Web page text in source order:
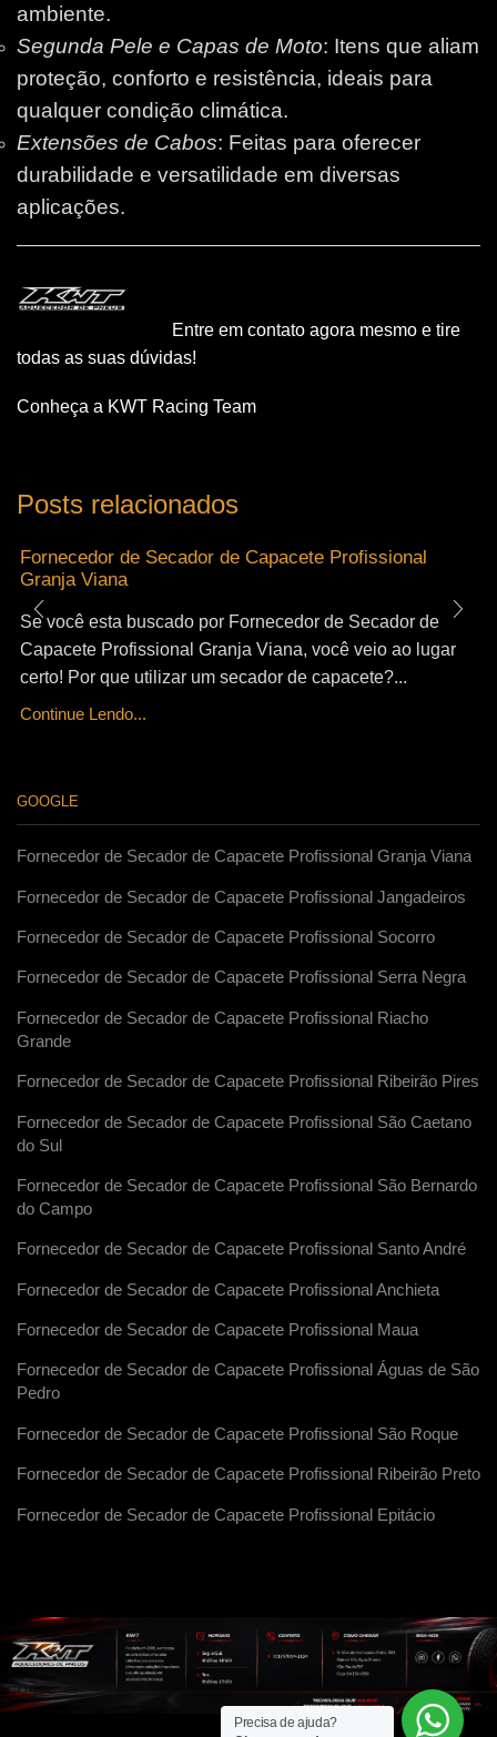
ambiente.
Segunda Pele e Capas de Moto: Itens que aliam
proteção, conforto e resistência, ideais para
qualquer condição climática.
Extensões de Cabos: Feitas para oferecer
durabilidade e versatilidade em diversas
aplicações.
Entre em contato agora mesmo e tire
todas as suas dúvidas!
Conheça a KWT Racing Team
Posts relacionados
Fornecedor de Secador de Capacete Profissional
Granja Viana
Se você esta buscado por Fornecedor de Secador de
Capacete Profissional Granja Viana, você veio ao lugar
certo! Por que utilizar um secador de capacete?...
Continue Lendo...
GOOGLE
Fornecedor de Secador de Capacete Profissional Granja Viana
Fornecedor de Secador de Capacete Profissional Jangadeiros
Fornecedor de Secador de Capacete Profissional Socorro
Fornecedor de Secador de Capacete Profissional Serra Negra
Fornecedor de Secador de Capacete Profissional Riacho
Grande
Fornecedor de Secador de Capacete Profissional Ribeirão Pires
Fornecedor de Secador de Capacete Profissional São Caetano
do Sul
Fornecedor de Secador de Capacete Profissional São Bernardo
do Campo
Fornecedor de Secador de Capacete Profissional Santo André
Fornecedor de Secador de Capacete Profissional Anchieta
Fornecedor de Secador de Capacete Profissional Maua
Fornecedor de Secador de Capacete Profissional Águas de São
Pedro
Fornecedor de Secador de Capacete Profissional São Roque
Fornecedor de Secador de Capacete Profissional Ribeirão Preto
Fornecedor de Secador de Capacete Profissional Epitácio
Precisa de ajuda?